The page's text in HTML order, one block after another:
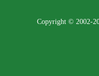
Copyright © 2002-